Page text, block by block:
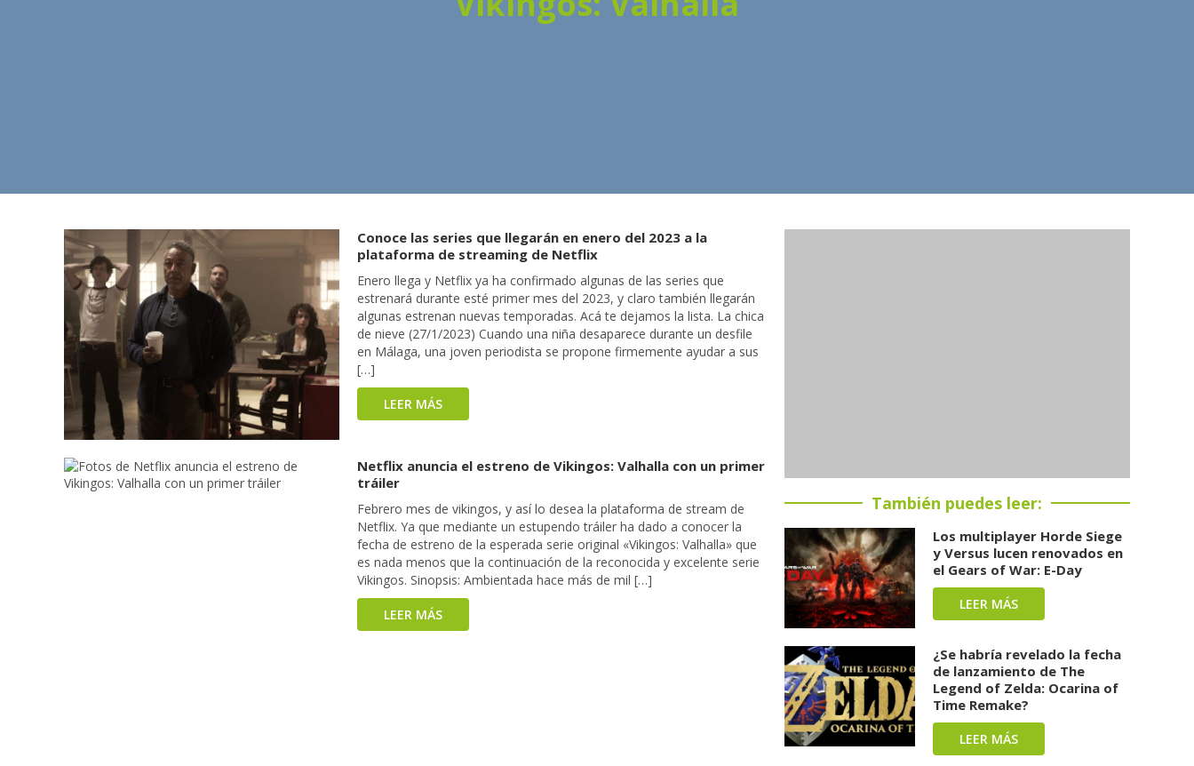
Conoce las series que llegarán en enero del 2023 a la
plataforma de streaming de Netflix
Enero llega y Netflix ya ha confirmado algunas de las series que
estrenará durante esté primer mes del 2023, y claro también llegarán
algunas estrenan nuevas temporadas. Acá te dejamos la lista. La chica
de nieve (27/1/2023) Cuando una niña desaparece durante un desfile
en Málaga, una joven periodista se propone firmemente ayudar a sus
[…]
LEER MÁS
Netflix anuncia el estreno de Vikingos: Valhalla con un primer
tráiler
Febrero mes de vikingos, y así lo desea la plataforma de stream de
Netflix. Ya que mediante un estupendo tráiler ha dado a conocer la
fecha de estreno de la esperada serie original «Vikingos: Valhalla» que
es nada menos que la continuación de la reconocida y excelente serie
Vikingos. Sinopsis: Ambientada hace más de mil […]
LEER MÁS
También puedes leer:
Los multiplayer Horde Siege
y Versus lucen renovados en
el Gears of War: E-Day
LEER MÁS
¿Se habría revelado la fecha
de lanzamiento de The
Legend of Zelda: Ocarina of
Time Remake?
LEER MÁS